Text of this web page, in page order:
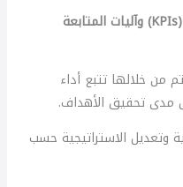
وضع مؤشرات الأداء الرئيسية (KPIs) وآليات المتابعة
من خلالها تتبع أداء
مدى تحقيق الأهداف.
وتعديل الاستراتيجية حسب